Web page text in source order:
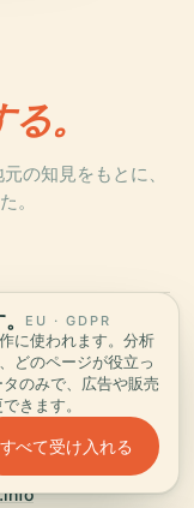
。
の知見をもとに、
。
Tickets, and
Marine
Hours, and
EU · GDPR
に使われます。分析
どのページが役立っ
のみで、広告や販売
きます。
すべて受け入れる